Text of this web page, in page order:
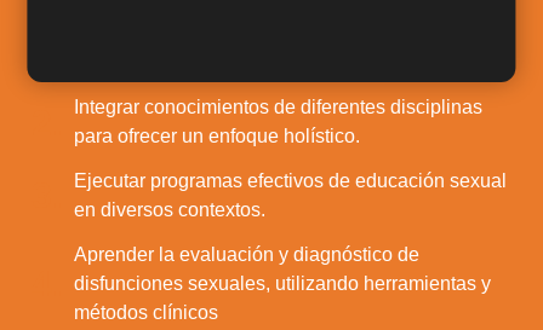
Integrar conocimientos de diferentes disciplinas
para ofrecer un enfoque holístico.
Ejecutar programas efectivos de educación sexual
en diversos contextos.
Aprender la evaluación y diagnóstico de
disfunciones sexuales, utilizando herramientas y
métodos clínicos